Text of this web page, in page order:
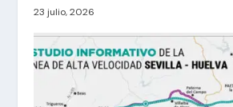
23 julio, 2026